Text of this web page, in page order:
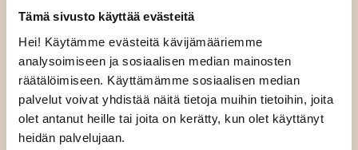
Tämä sivusto käyttää evästeitä
Hei! Käytämme evästeitä kävijämääriemme
analysoimiseen ja sosiaalisen median mainosten
räätälöimiseen. Käyttämämme sosiaalisen median
palvelut voivat yhdistää näitä tietoja muihin tietoihin, joita
olet antanut heille tai joita on kerätty, kun olet käyttänyt
heidän palvelujaan.
MEIDÄN MIELESTÄMME!
Nopea hahmottaja, ennakkoluuloton uuden kokeilija,
vauhdikas, tehokas, tsemppari
ERITYISOSAA MINEN
Strategia- ja brändityöt, markkinointi- ja